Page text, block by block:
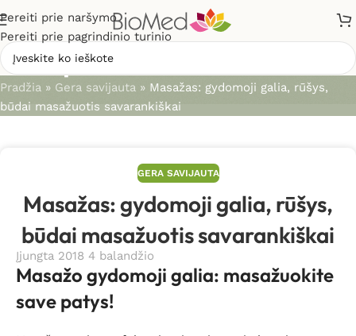
Pereiti prie naršymo
Pereiti prie pagrindinio turinio
Straipsniai
Pradžia » Gera savijauta » Masažas: gydomoji galia, rūšys,
būdai masažuotis savarankiškai
GERA SAVIJAUTA
Masažas: gydomoji galia, rūšys,
būdai masažuotis savarankiškai
Įjungta 2018 4 balandžio
Masažo gydomoji galia: masažuokite
save patys!